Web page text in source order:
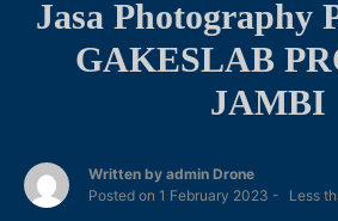
Jasa Photography
GAKESLAB
JAMBI
Written by admin Drone
Posted on 1 February 2023 Less